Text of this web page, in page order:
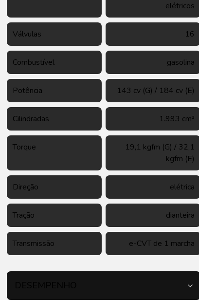
elétricos
Válvulas 16
Combustível gasolina
Potência 143 cv (G) / 184 cv (E)
Cilindradas 1.993 cm³
Torque
19,1 kgfm (G) / 32,1
kgfm (E)
Direção elétrica
Tração dianteira
Transmissão e-CVT de 1 marcha